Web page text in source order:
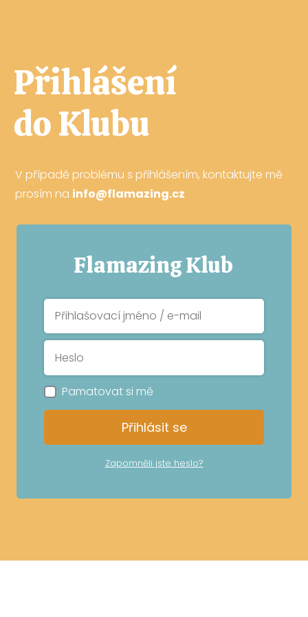
Přihlášení
do Klubu
V případě problému s přihlášením, kontaktujte mě
prosím na info@flamazing.cz
Flamazing Klub
Pamatovat si mě
Přihlásit se
Zapomněli jste heslo?